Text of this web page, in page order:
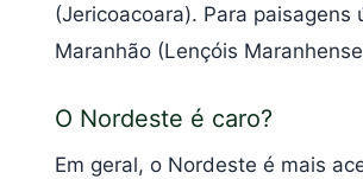
(Jericoacoara). Para paisagens
Maranhão (Lençóis
O Nordeste é caro?
Em geral, o Nordeste é mais